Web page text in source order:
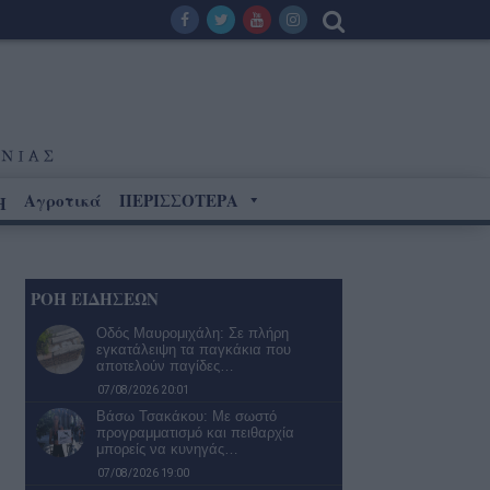
Αγροτικά ΠΕΡΙΣΣΟΤΕΡΑ
ΡΟΗ ΕΙΔΗΣΕΩΝ
Οδός Μαυρομιχάλη: Σε πλήρη
εγκατάλειψη τα παγκάκια που
αποτελούν παγίδες…
07/08/2026 20:01
Βάσω Τσακάκου: Με σωστό
προγραμματισμό και πειθαρχία
μπορείς να κυνηγάς…
07/08/2026 19:00